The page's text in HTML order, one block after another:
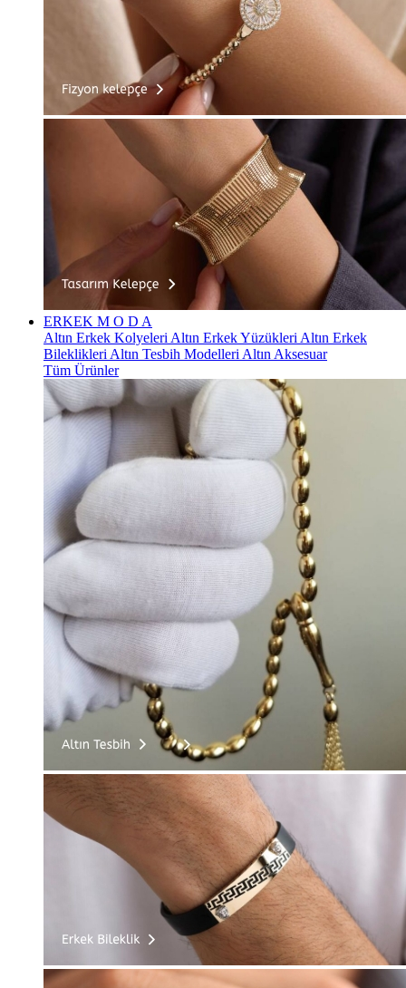
ERKEK M O D A
Altın Erkek Kolyeleri Altın Erkek Yüzükleri Altın Erkek
Bileklikleri Altın Tesbih Modelleri Altın Aksesuar
Tüm Ürünler